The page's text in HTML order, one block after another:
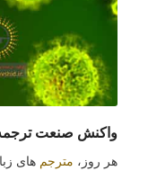
واکنش صنعت ترجمه
هر روز، مترجم های